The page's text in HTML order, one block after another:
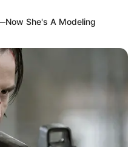
She's A Modeling